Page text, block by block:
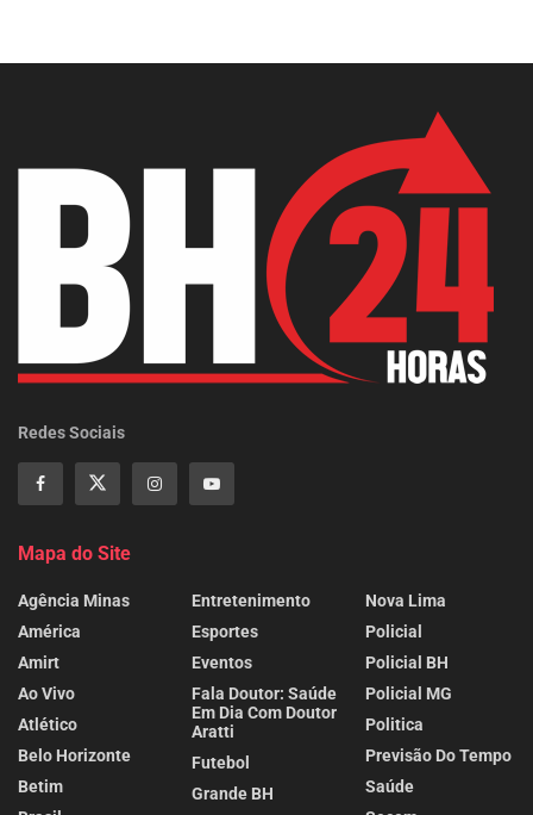
Redes Sociais
Mapa do Site
Agência Minas
América
Amirt
Ao Vivo
Atlético
Belo Horizonte
Betim
Entretenimento
Esportes
Eventos
Fala Doutor: Saúde
Em Dia Com Doutor
Aratti
Futebol
Grande BH
Nova Lima
Policial
Policial BH
Policial MG
Politica
Previsão Do Tempo
Saúde